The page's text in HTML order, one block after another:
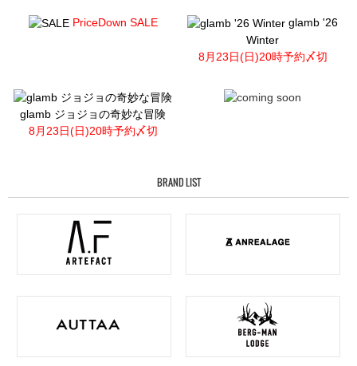
PriceDown SALE
glamb '26
Winter
8月23日(日)20時予約〆切
glamb ジョジョの奇妙な冒険
8月23日(日)20時予約〆切
BRAND LIST